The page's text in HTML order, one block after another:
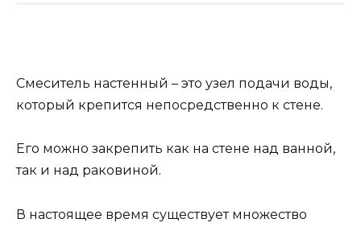
Смеситель настенный – это узел подачи воды,
который крепится непосредственно к стене.
Его можно закрепить как на стене над ванной,
так и над раковиной.
В настоящее время существует множество